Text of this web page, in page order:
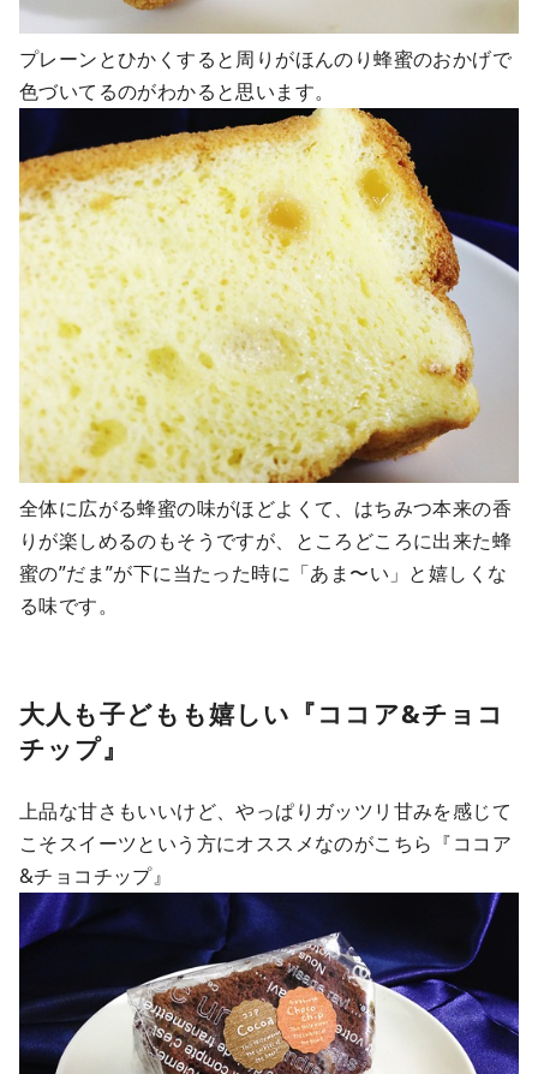
プレーンとひかくすると周りがほんのり蜂蜜のおかげで
色づいてるのがわかると思います。
全体に広がる蜂蜜の味がほどよくて、はちみつ本来の香
りが楽しめるのもそうですが、ところどころに出来た蜂
蜜の”だま”が下に当たった時に「あま〜い」と嬉しくな
る味です。
大人も子どもも嬉しい『ココア&チョコ
チップ』
上品な甘さもいいけど、やっぱりガッツリ甘みを感じて
こそスイーツという方にオススメなのがこちら『ココア
&チョコチップ』